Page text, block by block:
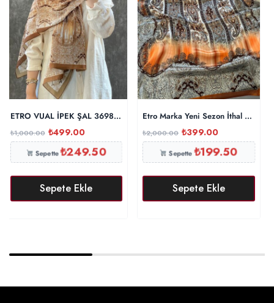
ETRO VUAL İPEK ŞAL 36987 -karamel
₺1,000.00 ₺499.00
Sepette₺249.50
Sepete Ekle
Etro Marka Yeni Sezon İthal Etnik
₺2,000.00 ₺399.00
Sepette₺199.50
Sepete Ekle